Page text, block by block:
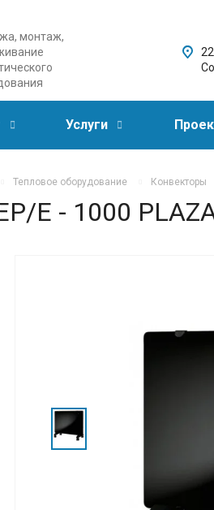
монтаж,
Услуги
Тепловое оборудование Конвекторы
E - 1000